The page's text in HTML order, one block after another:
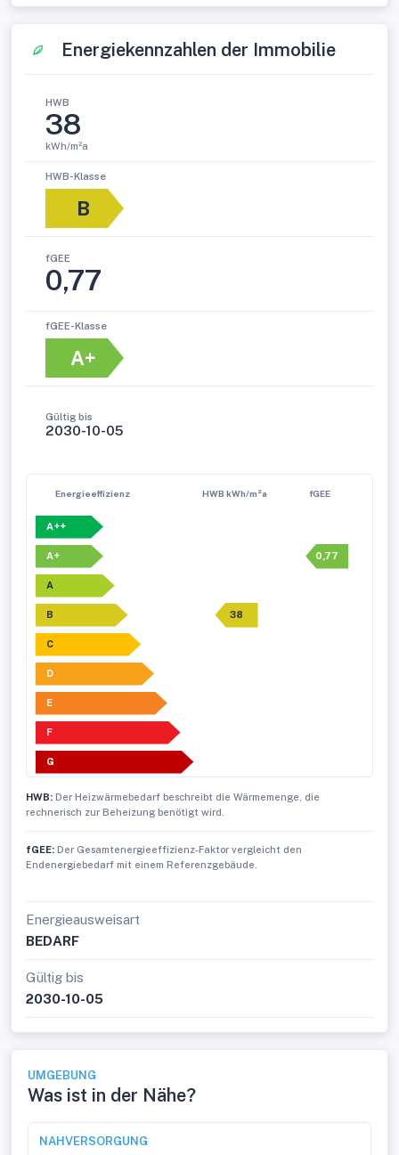
Energiekennzahlen der Immobilie
HWB
38
kWh/m²a
HWB-Klasse
B
fGEE
0,77
fGEE-Klasse
A+
Gültig bis
2030-10-05
Energieeffizienz HWB kWh/m²a fGEE
A++
A+ 0,77
A
B 38
C
D
E
F
G
HWB: Der Heizwärmebedarf beschreibt die Wärmemenge, die
rechnerisch zur Beheizung benötigt wird.
fGEE: Der Gesamtenergieeffizienz-Faktor vergleicht den
Endenergiebedarf mit einem Referenzgebäude.
Energieausweisart
BEDARF
Gültig bis
2030-10-05
UMGEBUNG
Was ist in der Nähe?
NAHVERSORGUNG